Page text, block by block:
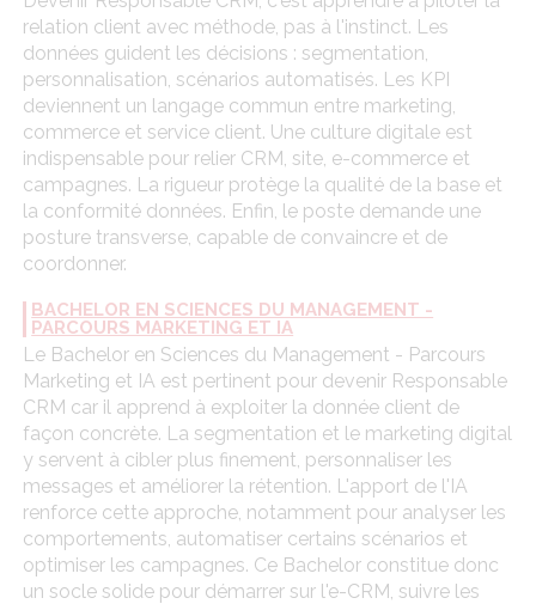
relation client avec méthode, pas à l'instinct. Les
données guident les décisions : segmentation,
personnalisation, scénarios automatisés. Les KPI
deviennent un langage commun entre marketing,
commerce et service client. Une culture digitale est
indispensable pour relier CRM, site, e-commerce et
campagnes. La rigueur protège la qualité de la base et
la conformité données. Enfin, le poste demande une
posture transverse, capable de convaincre et de
coordonner.
BACHELOR EN SCIENCES DU MANAGEMENT -
PARCOURS MARKETING ET IA
Le Bachelor en Sciences du Management - Parcours
Marketing et IA est pertinent pour devenir Responsable
CRM car il apprend à exploiter la donnée client de
façon concrète. La segmentation et le marketing digital
y servent à cibler plus finement, personnaliser les
messages et améliorer la rétention. L'apport de l'IA
renforce cette approche, notamment pour analyser les
comportements, automatiser certains scénarios et
optimiser les campagnes. Ce Bachelor constitue donc
un socle solide pour démarrer sur l'e-CRM, suivre les